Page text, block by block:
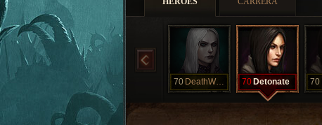
70 DeathWhisper 70 Detonate 70